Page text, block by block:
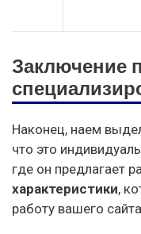
Заключение
Наконец, наем
что это
где он предлагает
характеристики,
работу вашего